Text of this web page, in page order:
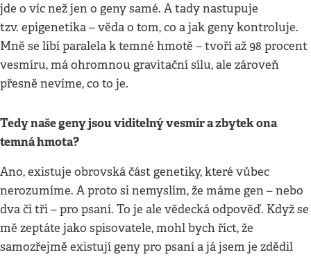
jde o víc než jen o geny samé. A tady nastupuje
tzv. epigenetika – věda o tom, co a jak geny kontroluje.
Mně se líbí paralela k temné hmotě – tvoří až 98 procent
vesmíru, má ohromnou gravitační sílu, ale zároveň
přesně nevíme, co to je.
Tedy naše geny jsou viditelný vesmír a zbytek ona
temná hmota?
Ano, existuje obrovská část genetiky, které vůbec
nerozumíme. A proto si nemyslím, že máme gen – nebo
dva či tři – pro psaní. To je ale vědecká odpověď. Když se
mě zeptáte jako spisovatele, mohl bych říct, že
samozřejmě existují geny pro psaní a já jsem je zdědil